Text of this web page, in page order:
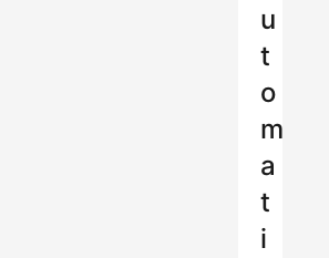
u
t
o
m
a
t
i